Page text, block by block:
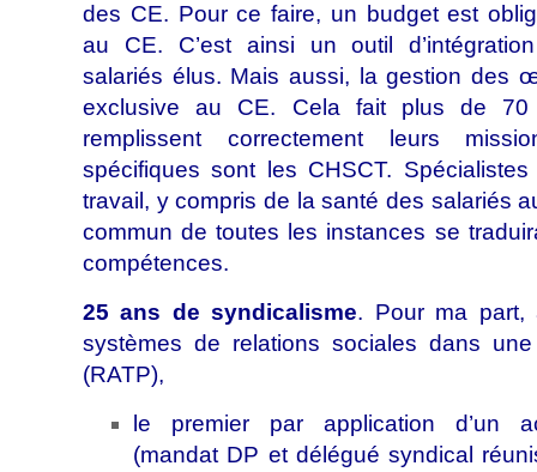
des CE. Pour ce faire, un budget est
au CE. C’est ainsi un outil
salariés élus. Mais aussi, la gestion des
exclusive au CE. Cela fait plus de
remplissent correctement leurs
spécifiques sont les CHSCT.
travail, y compris de la santé des salariés
commun de toutes les instances se
compétences.
25 ans de syndicalisme. Pour ma part,
systèmes de relations sociales dans
(RATP),
le premier par application d’un
(mandat DP et délégué syndical